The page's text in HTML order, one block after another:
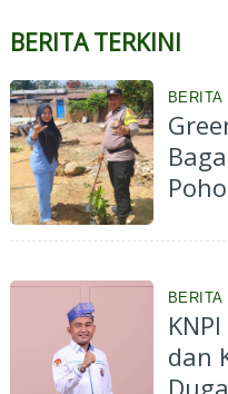
BERITA TERKINI
BERITA
BERITA
dan